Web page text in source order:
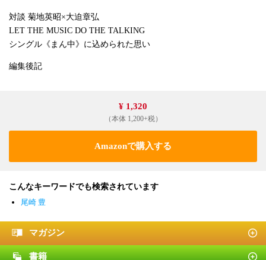
対談 菊地英昭×大迫章弘
LET THE MUSIC DO THE TALKING
シングル《まん中》に込められた思い
編集後記
¥ 1,320
（本体 1,200+税）
Amazonで購入する
こんなキーワードでも検索されています
尾崎 豊
マガジン
書籍